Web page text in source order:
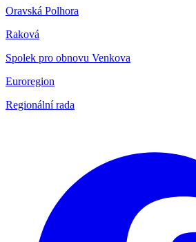
Oravská Polhora
Raková
Spolek pro obnovu Venkova
Euroregion
Regionální rada